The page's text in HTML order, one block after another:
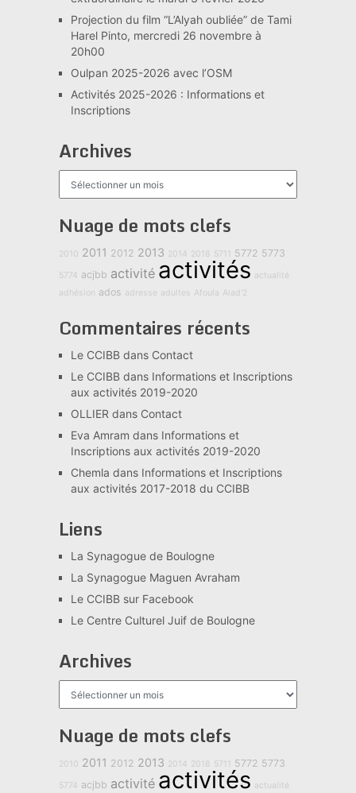
Projection du film “L’Alyah oubliée” de Tami
Harel Pinto, mercredi 26 novembre à
20h00
Oulpan 2025-2026 avec l’OSM
Activités 2025-2026 : Informations et
Inscriptions
Archives
Nuage de mots clefs
2010 2011 2012 2013 2014 2018 5711 5772 5773
5774 acjbb activité activités actualité
adhésion ados adresse adultes Afoula Alad'2
Commentaires récents
Le CCIBBdans Contact
Le CCIBBdans Informations et Inscriptions
aux activités 2019-2020
OLLIER dans Contact
Eva Amram dans Informations et
Inscriptions aux activités 2019-2020
Chemla dans Informations et Inscriptions
aux activités 2017-2018 du CCIBB
Liens
La Synagogue de Boulogne
La Synagogue Maguen Avraham
Le CCIBB sur Facebook
Le Centre Culturel Juif de Boulogne
Archives
Nuage de mots clefs
2010 2011 2012 2013 2014 2018 5711 5772 5773
5774 acjbb activité activités actualité